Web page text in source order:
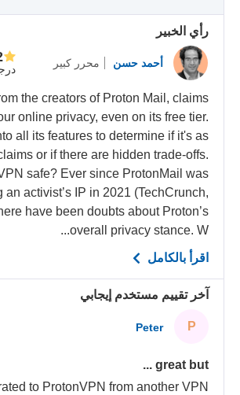
رأي الخبير
أحمد حسن محرر كبير
the creators of Proton Mail, claims
online privacy, even on its free tier.
all its features to determine if it's as
or if there are hidden trade-offs.
safe? Ever since ProtonMail was
an activist’s IP in 2021 (TechCrunch,
have been doubts about Proton’s
overall privacy stance. W...
اقرأ بالكامل
آخر تقييم مستخدم إيجابي
P
Peter
great but ...
to ProtonVPN from another VPN